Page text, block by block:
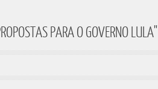
PARA O GOVERNO LULA"